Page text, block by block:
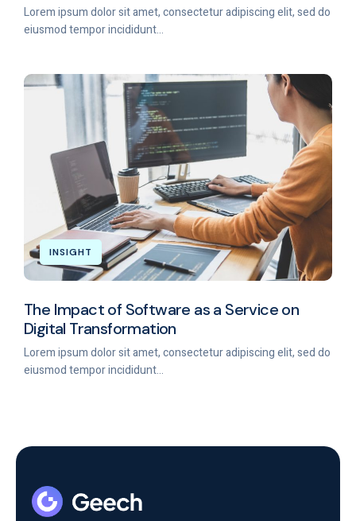
Lorem ipsum dolor sit amet, consectetur adipiscing elit, sed do
eiusmod tempor incididunt...
INSIGHT
The Impact of Software as a Service on
Digital Transformation
Lorem ipsum dolor sit amet, consectetur adipiscing elit, sed do
eiusmod tempor incididunt...